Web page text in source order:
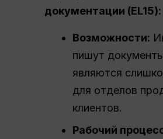
документации (EL15):
Возможности:
пишут
являются
для отделов
клиентов.
Рабочий